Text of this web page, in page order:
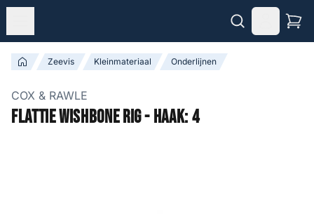
Zeevis Kleinmateriaal Onderlijnen
COX & RAWLE
Flattie Wishbone Rig - Haak: 4